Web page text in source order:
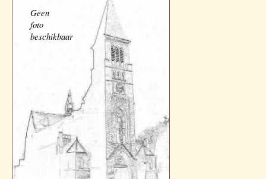
Geen
foto
beschikbaar